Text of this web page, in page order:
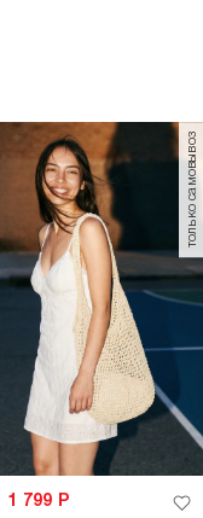
только самовывоз
1 799 Р